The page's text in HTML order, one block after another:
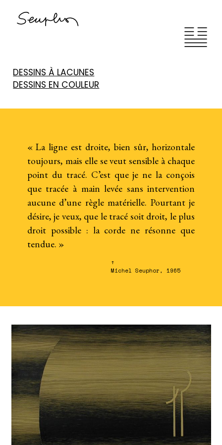
DESSINS À LACUNES
DESSINS EN COULEUR
« La ligne est droite, bien sûr, horizontale
toujours, mais elle se veut sensible à chaque
point du tracé. C’est que je ne la conçois
que tracée à main levée sans intervention
aucune d’une règle matérielle. Pourtant je
désire, je veux, que le tracé soit droit, le plus
droit possible : la corde ne résonne que
tendue. »
↑
Michel Seuphor, 1965